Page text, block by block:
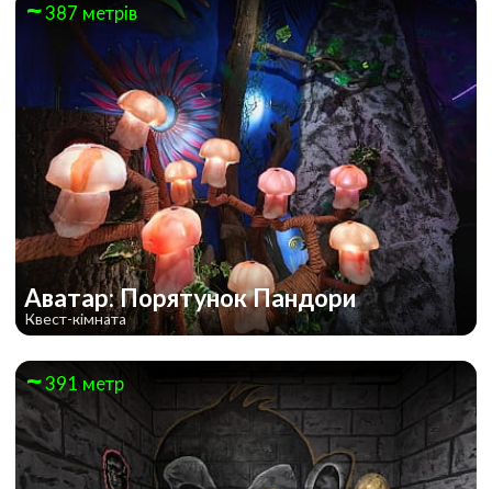
387 метрів
Аватар: Порятунок Пандори
Квест-кімната
391 метр